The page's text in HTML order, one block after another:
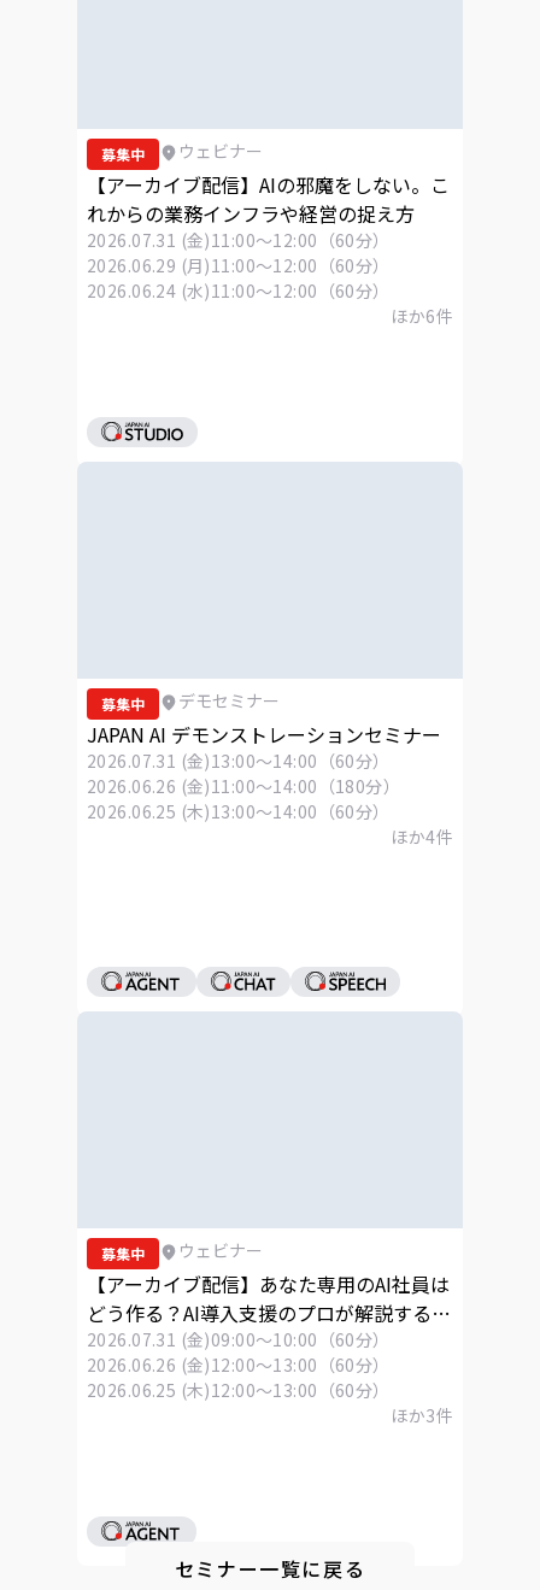
募集中 ウェビナー
【アーカイブ配信】AIの邪魔をしない。こ
れからの業務インフラや経営の捉え方
2026.07.31 (金)11:00～12:00（60分）
2026.06.29 (月)11:00～12:00（60分）
2026.06.24 (水)11:00～12:00（60分）
ほか6件
募集中 デモセミナー
JAPAN AI デモンストレーションセミナー
2026.07.31 (金)13:00～14:00（60分）
2026.06.26 (金)11:00～14:00（180分）
2026.06.25 (木)13:00～14:00（60分）
ほか4件
募集中 ウェビナー
【アーカイブ配信】あなた専用のAI社員は
どう作る？AI導入支援のプロが解説する
「Skills」活用ウェビナー
2026.07.31 (金)09:00～10:00（60分）
2026.06.26 (金)12:00～13:00（60分）
2026.06.25 (木)12:00～13:00（60分）
ほか3件
セミナー一覧に戻る